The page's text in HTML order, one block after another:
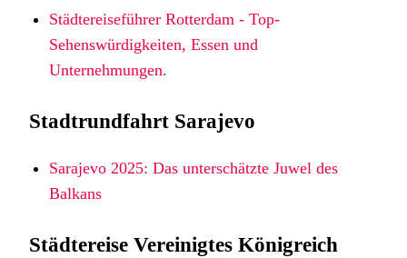
Städtereiseführer Rotterdam - Top-
Sehenswürdigkeiten, Essen und
Unternehmungen.
Stadtrundfahrt Sarajevo
Sarajevo 2025: Das unterschätzte Juwel des
Balkans
Städtereise Vereinigtes Königreich